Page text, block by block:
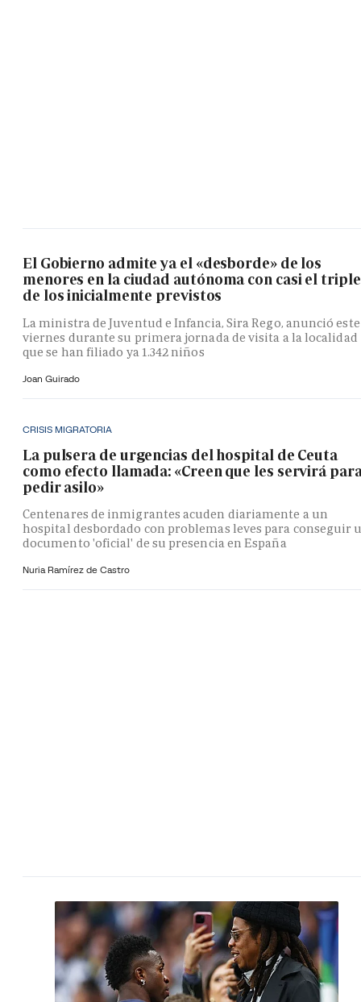
El Gobierno admite ya el «desborde» de los
menores en la ciudad autónoma con casi el triple
de los inicialmente previstos
La ministra de Juventud e Infancia, Sira Rego, anunció este
viernes durante su primera jornada de visita a la localidad
que se han filiado ya 1.342 niños
Joan Guirado
CRISIS MIGRATORIA
La pulsera de urgencias del hospital de Ceuta
como efecto llamada: «Creen que les servirá
pedir asilo»
Centenares de inmigrantes acuden diariamente a un
hospital desbordado con problemas leves para conseguir
documento 'oficial' de su presencia en España
Nuria Ramírez de Castro